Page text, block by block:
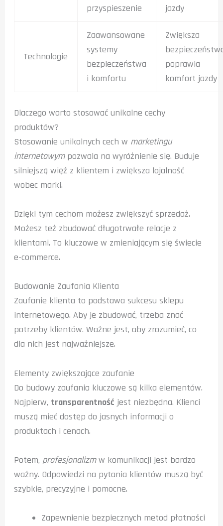
przyspieszenie
jazdy
Technologie
Zaawansowane
systemy
bezpieczeństwa
i komfortu
Zwiększa
poprawia
komfort jazdy
Dlaczego warto stosować unikalne cechy
produktów?
Stosowanie unikalnych cech w marketingu
internetowympozwala na wyróżnienie się. Buduje
silniejszą więź z klientem i zwiększa lojalność
wobec marki.
Dzięki tym cechom możesz zwiększyć sprzedaż.
Możesz też zbudować długotrwałe relacje z
klientami. To kluczowe w zmieniającym się świecie
e-commerce.
Budowanie Zaufania Klienta
Zaufanie klienta to podstawa sukcesu sklepu
internetowego. Aby je zbudować, trzeba znać
potrzeby klientów. Ważne jest, aby zrozumieć, co
dla nich jest najważniejsze.
Elementy zwiększające zaufanie
Do budowy zaufania kluczowe są kilka elementów.
Najpierw, transparentność jest niezbędna. Klienci
muszą mieć dostęp do jasnych informacji o
produktach i cenach.
Potem, profesjonalizmw komunikacji jest bardzo
ważny. Odpowiedzi na pytania klientów muszą być
szybkie, precyzyjne i pomocne.
Zapewnienie bezpiecznych metod płatności